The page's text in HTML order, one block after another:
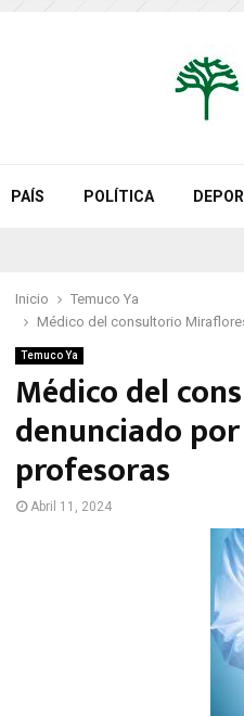
PAÍS POLÍTICA
Inicio
Temuco Ya
Médico del consultorio
Temuco Ya
Médico del
denunciado
profesoras
Abril 11, 2024